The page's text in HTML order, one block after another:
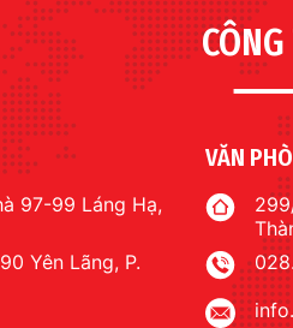
97-99 Láng Hạ,
Yên Lãng, P.
VĂN